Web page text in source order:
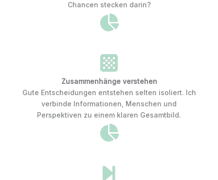
Chancen stecken darin?
Zusammenhänge verstehen
Gute Entscheidungen entstehen selten isoliert. Ich
verbinde Informationen, Menschen und
Perspektiven zu einem klaren Gesamtbild.